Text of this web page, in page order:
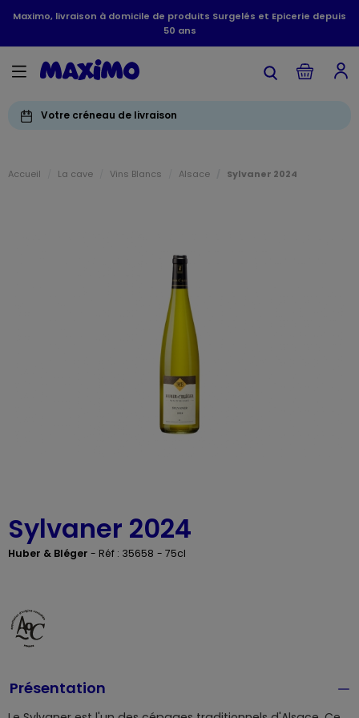
Maximo, livraison à domicile de produits Surgelés et Epicerie depuis
50 ans
Votre créneau de livraison
Accueil La cave Vins Blancs Alsace Sylvaner 2024
Sylvaner 2024
Huber & Bléger - Réf : 35658 - 75cl
Présentation